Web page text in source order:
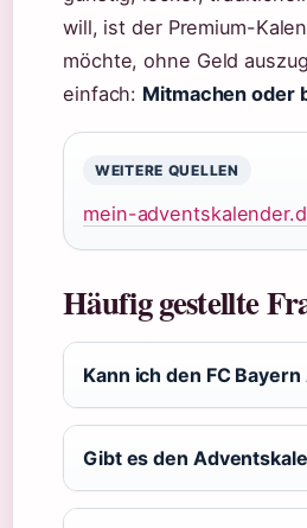
will, ist der Premium-
möchte, ohne Geld
einfach: Mitmachen oder
WEITERE QUELLEN
mein-
Häufig gestellte
Kann ich den FC
Gibt es den